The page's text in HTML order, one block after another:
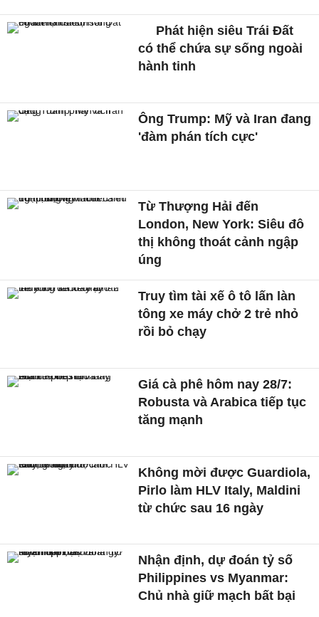
Phát hiện siêu Trái Đất
có thể chứa sự sống ngoài
hành tinh
Ông Trump: Mỹ và Iran đang
'đàm phán tích cực'
Từ Thượng Hải đến
London, New York: Siêu đô
thị không thoát cảnh ngập
úng
Truy tìm tài xế ô tô lấn làn
tông xe máy chở 2 trẻ nhỏ
rồi bỏ chạy
Giá cà phê hôm nay 28/7:
Robusta và Arabica tiếp tục
tăng mạnh
Không mời được Guardiola,
Pirlo làm HLV Italy, Maldini
từ chức sau 16 ngày
Nhận định, dự đoán tỷ số
Philippines vs Myanmar:
Chủ nhà giữ mạch bất bại